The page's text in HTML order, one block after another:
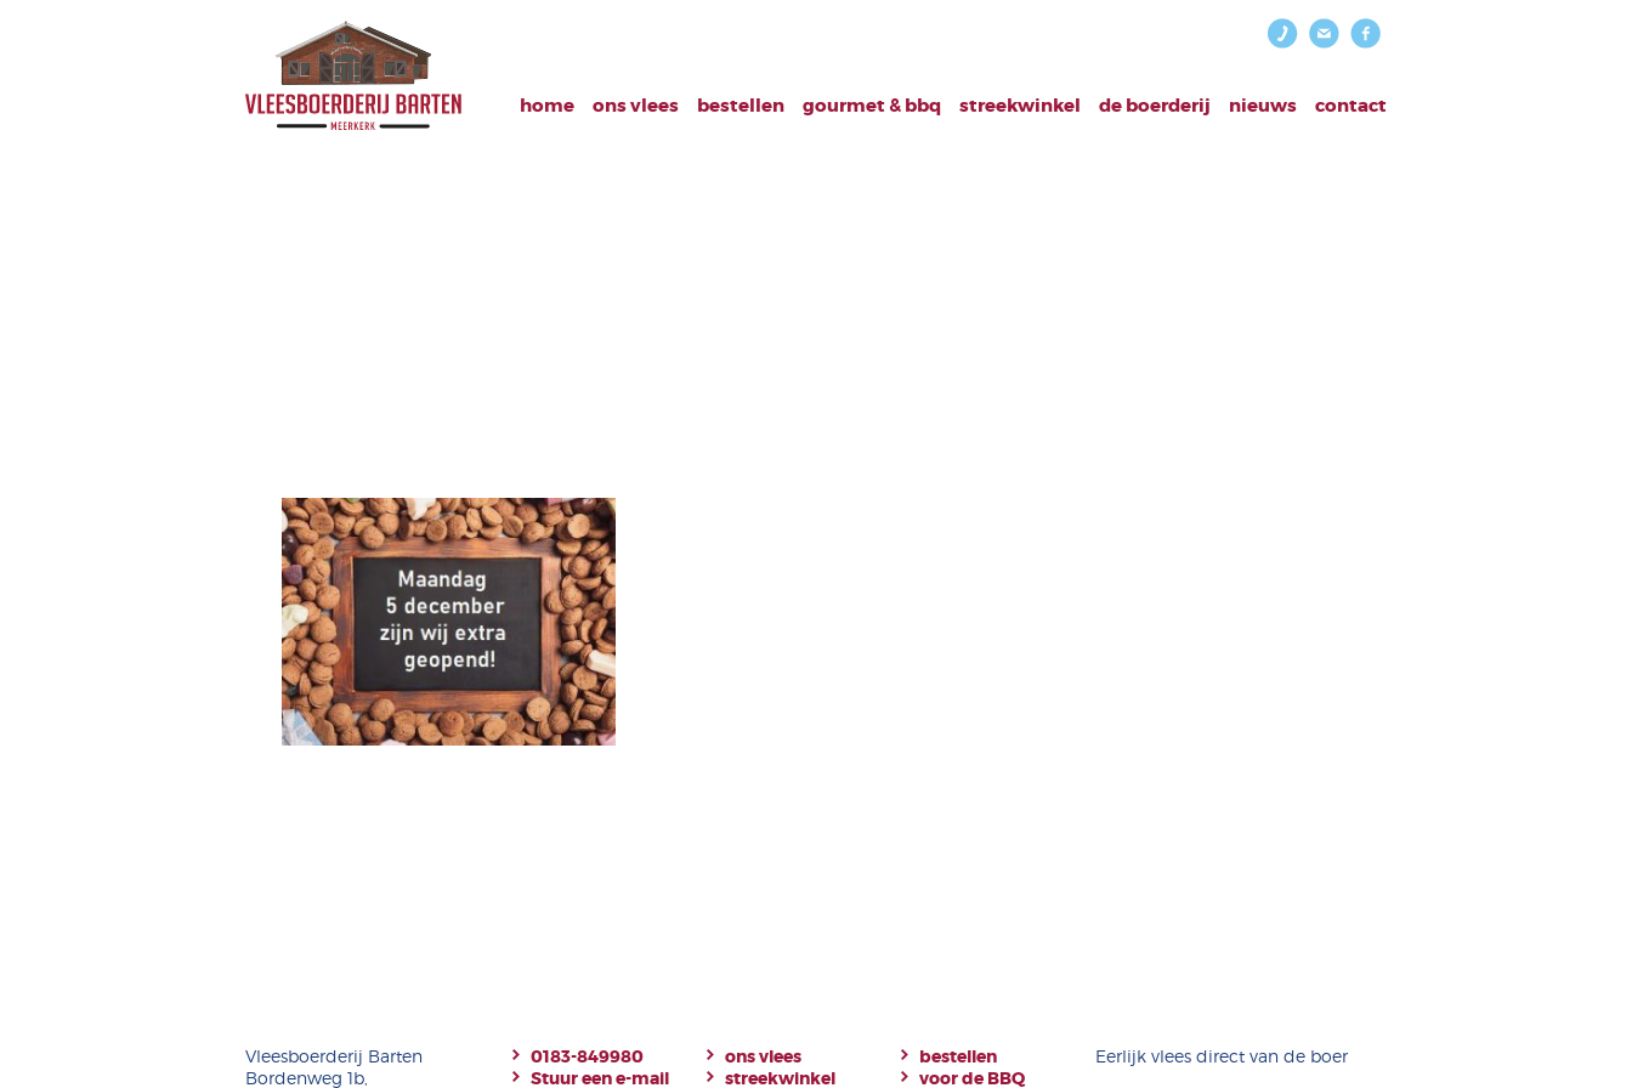
home ons vlees bestellen gourmet & bbq streekwinkel de boerderij nieuws contact
Vleesboerderij Barten
Bordenweg 1b,
0183-849980
Stuur een e-mail
ons vlees
streekwinkel
bestellen
voor de BBQ
Eerlijk vlees direct van de boer